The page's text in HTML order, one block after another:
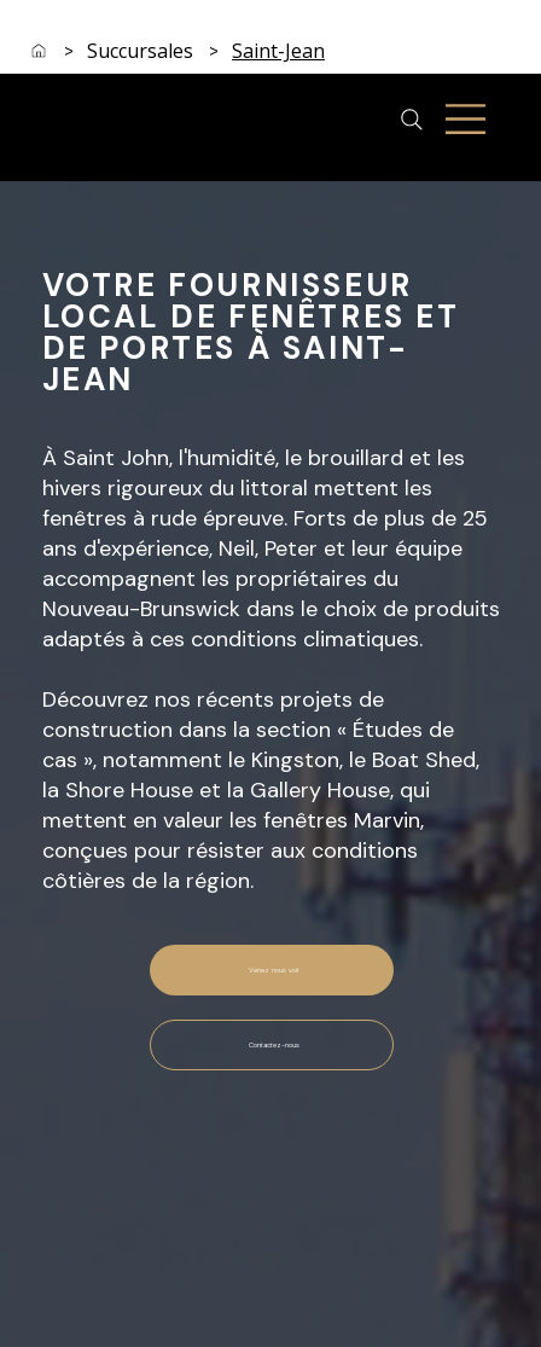
> Succursales > Saint-Jean
VOTRE FOURNISSEUR
LOCAL DE FENÊTRES ET
DE PORTES À SAINT-
JEAN
À Saint John, l'humidité, le brouillard et les
hivers rigoureux du littoral mettent les
fenêtres à rude épreuve. Forts de plus de 25
ans d'expérience, Neil, Peter et leur équipe
accompagnent les propriétaires du
Nouveau-Brunswick dans le choix de produits
adaptés à ces conditions climatiques.
Découvrez nos récents projets de
construction dans la section « Études de
cas », notamment le Kingston, le Boat Shed,
la Shore House et la Gallery House, qui
mettent en valeur les fenêtres Marvin,
conçues pour résister aux conditions
côtières de la région.
Venez nous voir
Contactez-nous